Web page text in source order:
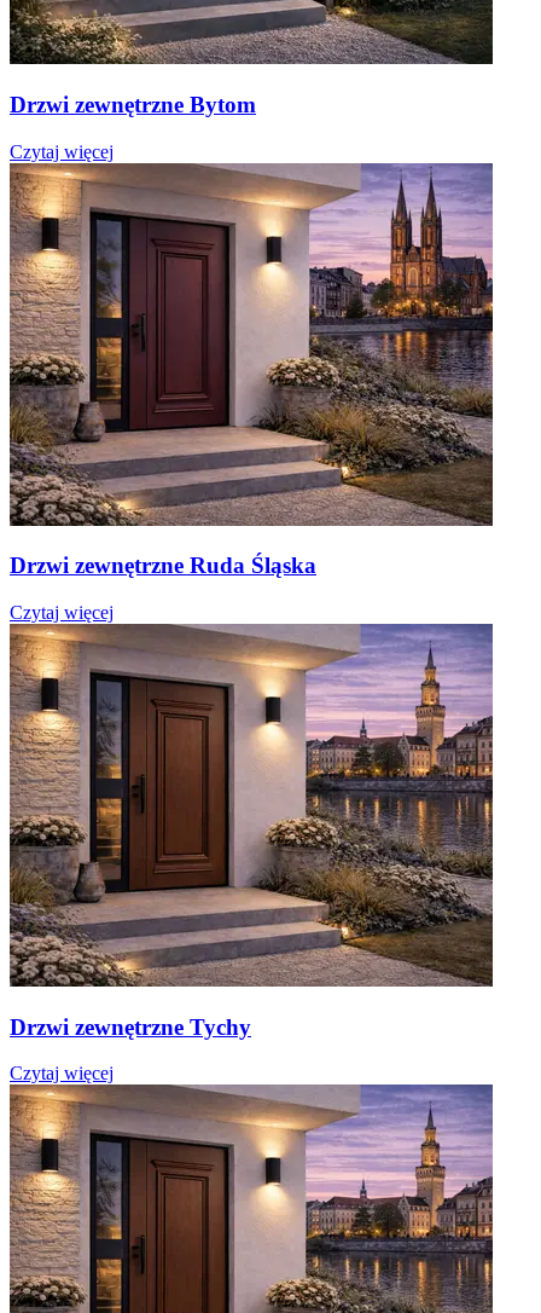
Drzwi zewnętrzne Bytom
Czytaj więcej
Drzwi zewnętrzne Ruda Śląska
Czytaj więcej
Drzwi zewnętrzne Tychy
Czytaj więcej